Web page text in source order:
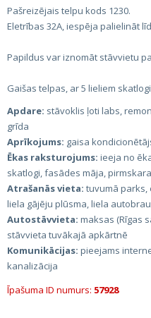
Pašreizējais telpu kods 1230.
Eletrības 32A, iespēja palielināt
Papildus var iznomāt stāvvietu
Gaišas telpas, ar 5 lieliem
Apdare: stāvoklis ļoti labs,
grīda
Aprīkojums: gaisa
Ēkas raksturojums: ieeja no
skatlogi, fasādes māja,
Atrašanās vieta: tuvumā
liela gājēju plūsma, liela
Autostāvvieta: maksas (Rīgas
stāvvieta tuvākajā apkārtnē
Komunikācijas: pieejams
kanalizācija
Īpašuma ID numurs: 57928